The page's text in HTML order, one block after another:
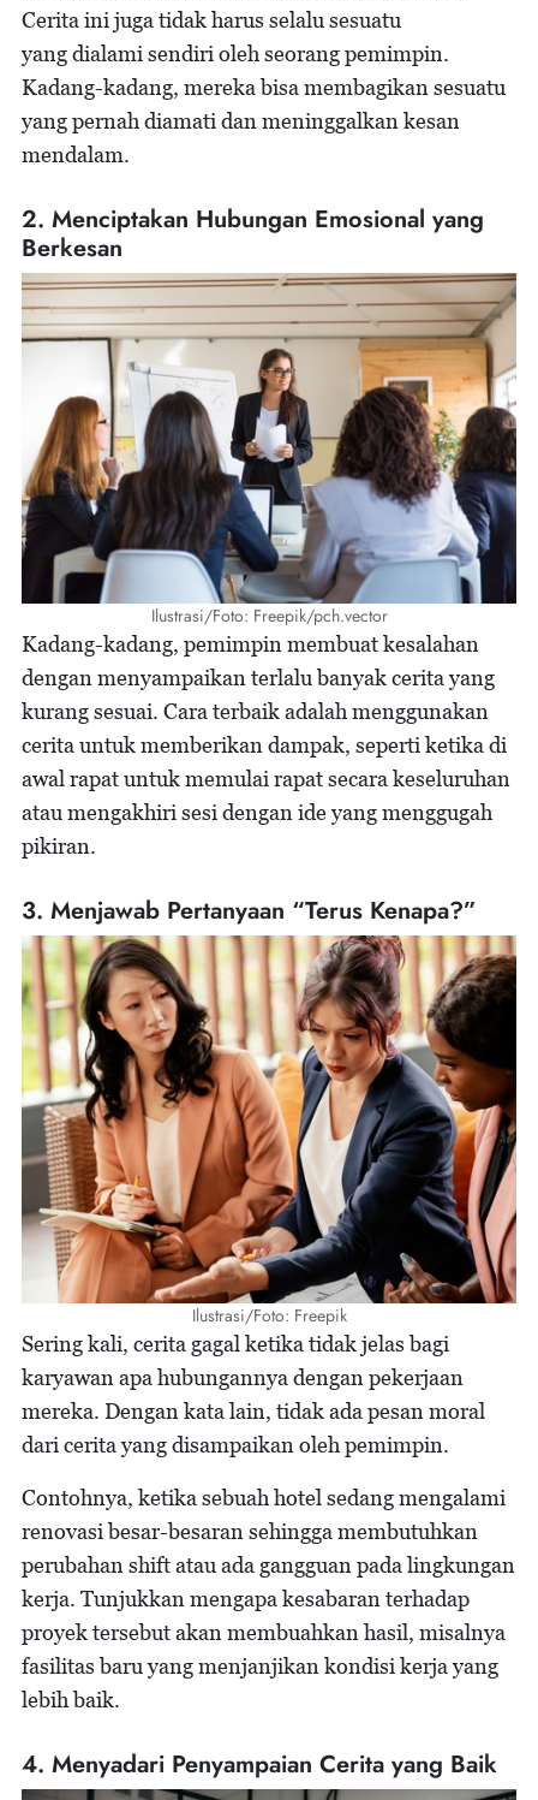
Cerita ini juga tidak harus selalu sesuatu
yang dialami sendiri oleh seorang pemimpin.
Kadang-kadang, mereka bisa membagikan sesuatu
yang pernah diamati dan meninggalkan kesan
mendalam.
2. Menciptakan Hubungan Emosional yang
Berkesan
Ilustrasi/Foto: Freepik/pch.vector
Kadang-kadang, pemimpin membuat kesalahan
dengan menyampaikan terlalu banyak cerita yang
kurang sesuai. Cara terbaik adalah menggunakan
cerita untuk memberikan dampak, seperti ketika di
awal rapat untuk memulai rapat secara keseluruhan
atau mengakhiri sesi dengan ide yang menggugah
pikiran.
3. Menjawab Pertanyaan “Terus Kenapa?”
Ilustrasi/Foto: Freepik
Sering kali, cerita gagal ketika tidak jelas bagi
karyawan apa hubungannya dengan pekerjaan
mereka. Dengan kata lain, tidak ada pesan moral
dari cerita yang disampaikan oleh pemimpin.
Contohnya, ketika sebuah hotel sedang mengalami
renovasi besar-besaran sehingga membutuhkan
perubahan shift atau ada gangguan pada lingkungan
kerja. Tunjukkan mengapa kesabaran terhadap
proyek tersebut akan membuahkan hasil, misalnya
fasilitas baru yang menjanjikan kondisi kerja yang
lebih baik.
4. Menyadari Penyampaian Cerita yang Baik